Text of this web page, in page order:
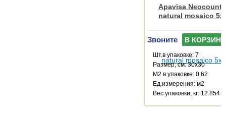
Apavisa
natural mosaico
Звоните В КОРЗИНУ
Шт.в упаковке: 7
Размер, см: 30x30
М2 в упаковке: 0.62
Ед.измерения: м2
Веc упаковки, кг: 12.854